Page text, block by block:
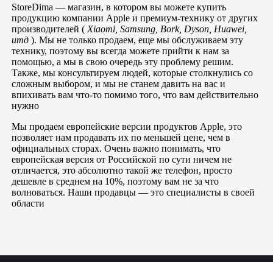
StoreDima — магазин, в котором вы можете купить
продукцию компании Apple и премиум-технику от других
производителей ( Xiaomi, Samsung, Bork, Dyson, Huawei,
итд). Мы не только продаем, еще мы обслуживаем эту
технику, поэтому вы всегда можете прийти к нам за
помощью, а мы в свою очередь эту проблему решим.
Также, мы консультируем людей, которые столкнулись со
сложным выбором, и мы не станем давить на вас и
впихивать вам что-то помимо того, что вам действительно
нужно
Мы продаем европейские версии продуктов Apple, это
позволяет нам продавать их по меньшей цене, чем в
официальных сторах. Очень важно понимать, что
европейская версия от Российской по сути ничем не
отличается, это абсолютно такой же телефон, просто
дешевле в среднем на 10%, поэтому вам не за что
волноваться. Наши продавцы — это специалисты в своей
области